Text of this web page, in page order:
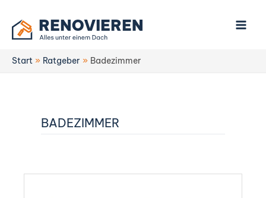
Inhalt
springen
Start Ratgeber Badezimmer
BADEZIMMER